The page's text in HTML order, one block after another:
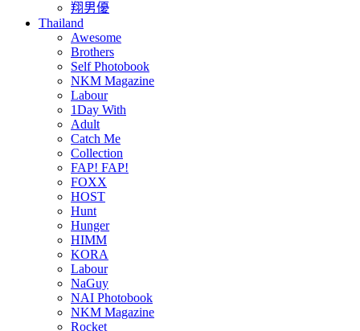
翔男優
Thailand
Awesome
Brothers
Self Photobook
NKM Magazine
Labour
1Day With
Adult
Catch Me
Collection
FAP! FAP!
FOXX
HOST
Hunt
Hunger
HIMM
KORA
Labour
NaGuy
NAI Photobook
NKM Magazine
Rocket